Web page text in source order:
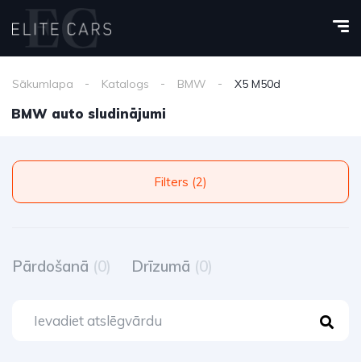
Sākumlapa Katalogs BMW X5 M50d
BMW auto sludinājumi
Filters (2)
Pārdošanā (0) Drīzumā (0)